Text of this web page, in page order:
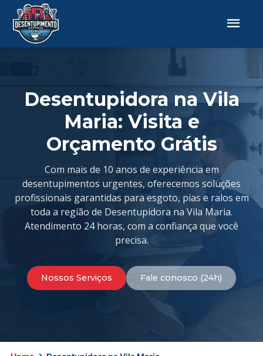
Desentupidora na Vila
Maria: Visita e
Orçamento Grátis
Com mais de 10 anos de experiência em
desentupimentos urgentes, oferecemos soluções
profissionais garantidas para esgoto, pias e ralos em
toda a região de Desentupidora na Vila Maria.
Atendimento 24 horas, com a confiança que você
precisa.
Nossos Serviços Fale conosco (24h)